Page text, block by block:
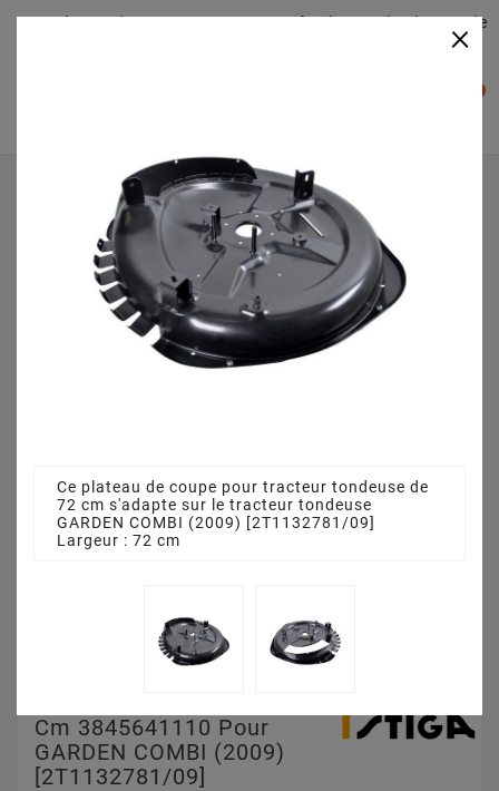
Plateaudecoupe.com : Trouver facilement le plateau de
Accueil
Plateau de coupe
Plateau de coupe 72 cm 3845641110 pour GARDEN
COMBI (2009) [2T1132781/09]
Cm 3845641110 Pour
GARDEN COMBI (2009)
[2T1132781/09]
×
Ce plateau de coupe pour tracteur tondeuse de
72 cm s'adapte sur le tracteur tondeuse
GARDEN COMBI (2009) [2T1132781/09]
Largeur : 72 cm